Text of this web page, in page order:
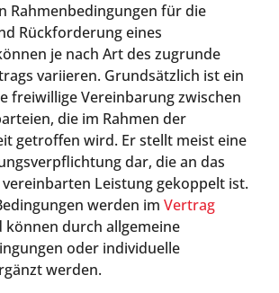
Rahmenbedingungen für die
Rückforderung eines
je nach Art des zugrunde
variieren. Grundsätzlich ist ein
freiwillige Vereinbarung zwischen
die im Rahmen der
getroffen wird. Er stellt meist eine
dar, die an das
Leistung gekoppelt ist.
werden im Vertrag
können durch allgemeine
oder individuelle
werden.